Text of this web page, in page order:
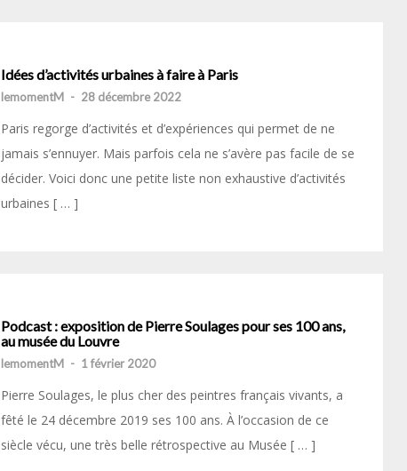
Idées d’activités urbaines à faire à Paris
lemomentM - 28 décembre 2022
Paris regorge d’activités et d’expériences qui permet de ne
jamais s’ennuyer. Mais parfois cela ne s’avère pas facile de se
décider. Voici donc une petite liste non exhaustive d’activités
urbaines [ … ]
Podcast : exposition de Pierre Soulages pour ses 100 ans,
au musée du Louvre
lemomentM - 1 février 2020
Pierre Soulages, le plus cher des peintres français vivants, a
fêté le 24 décembre 2019 ses 100 ans. À l’occasion de ce
siècle vécu, une très belle rétrospective au Musée [ … ]